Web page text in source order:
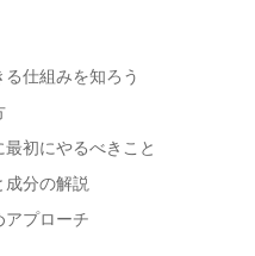
仕組みを知ろう
初にやるべきこと
成分の解説
アプローチ